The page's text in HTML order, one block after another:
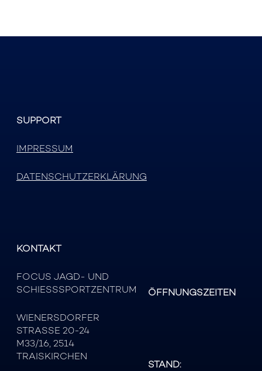
SUPPORT
IMPRESSUM
DATENSCHUTZERKLÄRUNG
KONTAKT
FOCUS JAGD- UND
SCHIESSSPORTZENTRUM
WIENERSDORFER
STRASSE 20-24
M33/16, 2514
TRAISKIRCHEN
ÖFFNUNGSZEITEN
STAND: